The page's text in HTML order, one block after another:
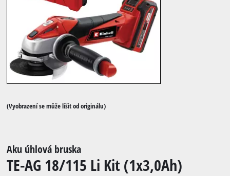
(Vyobrazení se může lišit od originálu)
Aku úhlová bruska
TE-AG 18/115 Li Kit (1x3,0Ah)